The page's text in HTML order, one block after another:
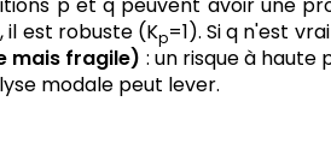
p et q peuvent avoir une
il est robuste (Kp=1). Si q n'est
mais fragile) : un risque à
modale peut lever.